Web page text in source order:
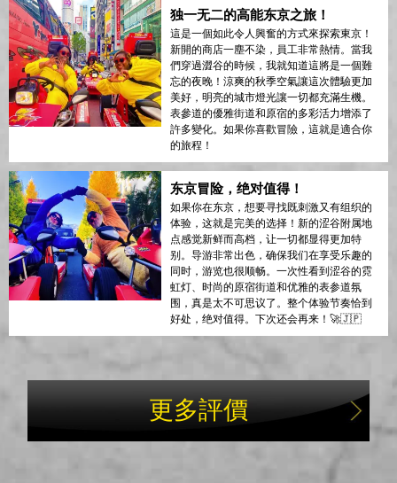
独一无二的高能东京之旅！
這是一個如此令人興奮的方式來探索東京！
新開的商店一塵不染，員工非常熱情。當我
們穿過澀谷的時候，我就知道這將是一個難
忘的夜晚！涼爽的秋季空氣讓這次體驗更加
美好，明亮的城市燈光讓一切都充滿生機。
表參道的優雅街道和原宿的多彩活力增添了
許多變化。如果你喜歡冒險，這就是適合你
的旅程！
东京冒险，绝对值得！
如果你在东京，想要寻找既刺激又有组织的
体验，这就是完美的选择！新的涩谷附属地
点感觉新鲜而高档，让一切都显得更加特
别。导游非常出色，确保我们在享受乐趣的
同时，游览也很顺畅。一次性看到涩谷的霓
虹灯、时尚的原宿街道和优雅的表参道氛
围，真是太不可思议了。整个体验节奏恰到
好处，绝对值得。下次还会再来！🚀🇯🇵
更多評價